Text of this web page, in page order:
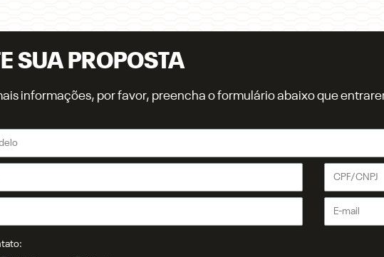
SUA PROPOSTA
informações, por favor, preencha o formulário abaixo que